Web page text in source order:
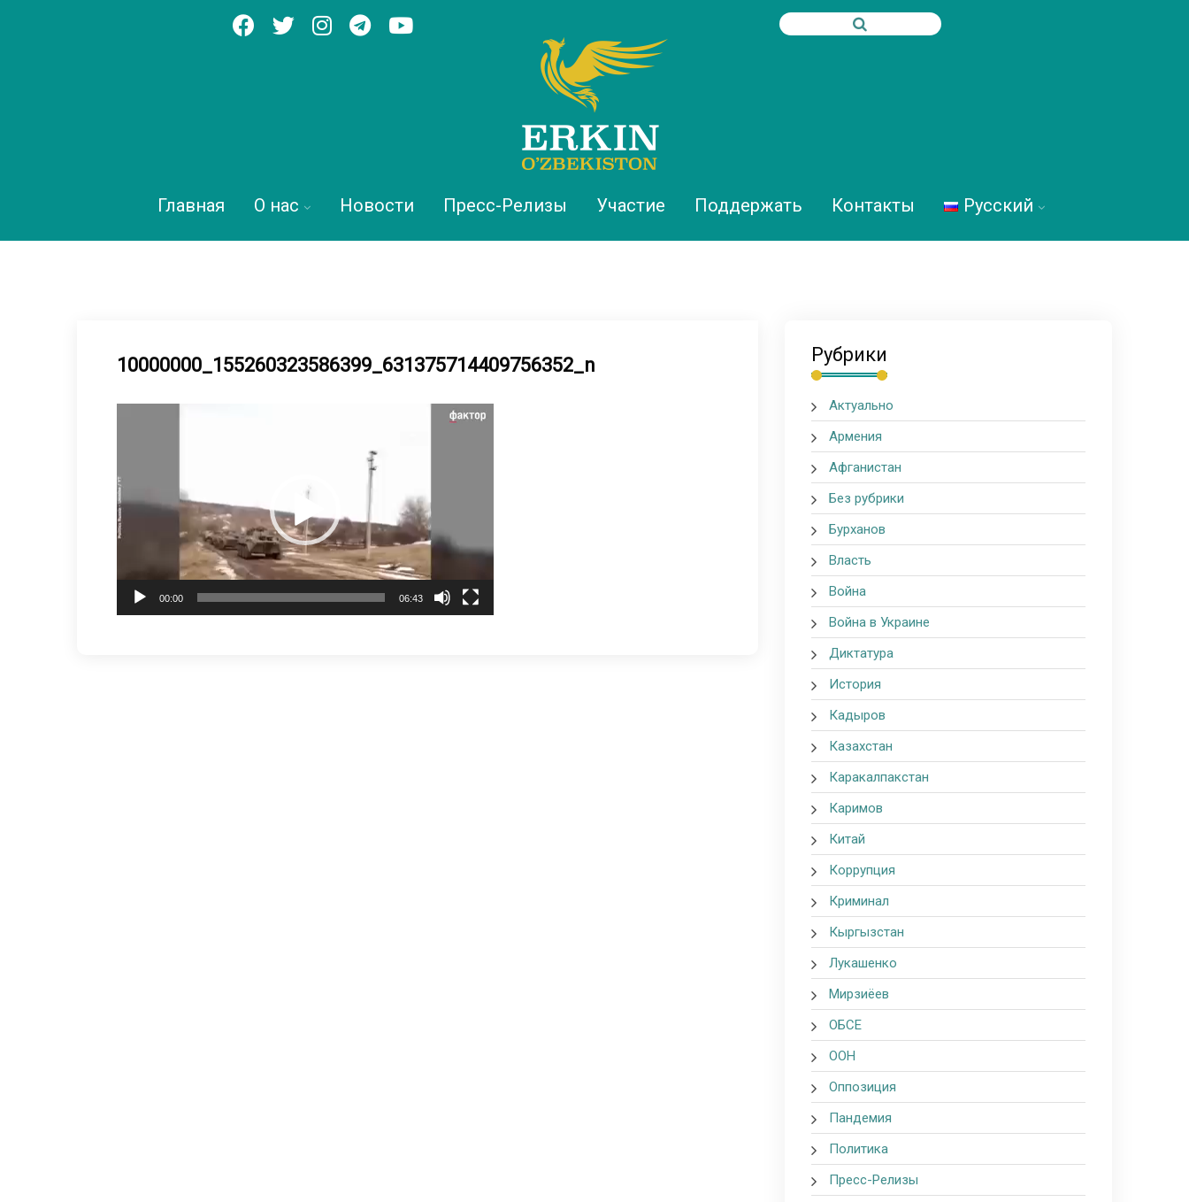
Главная О нас Новости Пресс-Релизы Участие Поддержать Контакты Русский
10000000_155260323586399_631375714409756352_n
00:00 06:43
Рубрики
Актуально
Армения
Афганистан
Без рубрики
Бурханов
Власть
Война
Война в Украине
Диктатура
История
Кадыров
Казахстан
Каракалпакстан
Каримов
Китай
Коррупция
Криминал
Кыргызстан
Лукашенко
Мирзиёев
ОБСЕ
ООН
Оппозиция
Пандемия
Политика
Пресс-Релизы